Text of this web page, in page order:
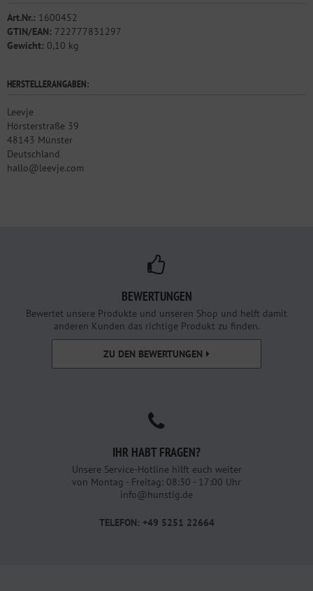
Art.Nr.: 1600452
GTIN/EAN: 722777831297
Gewicht: 0,10 kg
HERSTELLERANGABEN:
Leevje
Hörsterstraße 39
48143 Münster
Deutschland
hallo@leevje.com
BEWERTUNGEN
Bewertet unsere Produkte und unseren Shop und helft damit
anderen Kunden das richtige Produkt zu finden.
ZU DEN BEWERTUNGEN
IHR HABT FRAGEN?
Unsere Service-Hotline hilft euch weiter
von Montag - Freitag: 08:30 - 17:00 Uhr
info@hunstig.de
TELEFON: +49 5251 22664